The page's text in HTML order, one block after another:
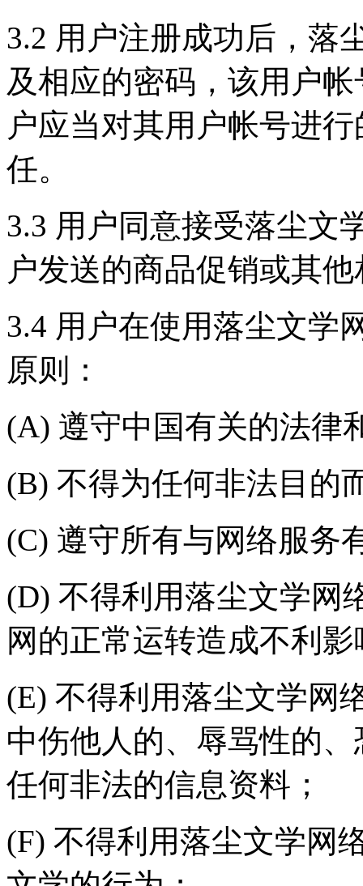
3.2 用户注册成功后，落
及相应的密码，该用户
户应当对其用户帐号进
任。
3.3 用户同意接受落尘文
户发送的商品促销或其
3.4 用户在使用落尘文学
原则：
(A) 遵守中国有关的法律
(B) 不得为任何非法目的
(C) 遵守所有与网络服务
(D) 不得利用落尘文学网
网的正常运转造成不利
(E) 不得利用落尘文学网
中伤他人的、辱骂性的
任何非法的信息资料；
(F) 不得利用落尘文学网